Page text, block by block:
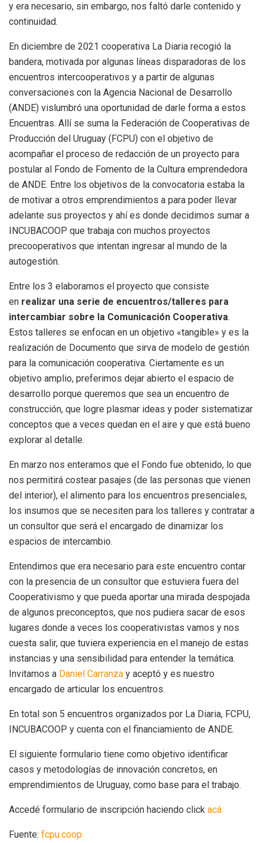
y era necesario, sin embargo, nos faltó darle contenido y
continuidad.
En diciembre de 2021 cooperativa La Diaria recogió la
bandera, motivada por algunas líneas disparadoras de los
encuentros intercooperativos y a partir de algunas
conversaciones con la Agencia Nacional de Desarrollo
(ANDE) vislumbró una oportunidad de darle forma a estos
Encuentras. Allí se suma la Federación de Cooperativas de
Producción del Uruguay (FCPU) con el objetivo de
acompañar el proceso de redacción de un proyecto para
postular al Fondo de Fomento de la Cultura emprendedora
de ANDE. Entre los objetivos de la convocatoria estaba la
de motivar a otros emprendimientos a para poder llevar
adelante sus proyectos y ahí es donde decidimos sumar a
INCUBACOOP que trabaja con muchos proyectos
precooperativos que intentan ingresar al mundo de la
autogestión.
Entre los 3 elaboramos el proyecto que consiste
en realizar una serie de encuentros/talleres para
intercambiar sobre la Comunicación Cooperativa.
Estos talleres se enfocan en un objetivo «tangible» y es la
realización de Documento que sirva de modelo de gestión
para la comunicación cooperativa. Ciertamente es un
objetivo amplio, preferimos dejar abierto el espacio de
desarrollo porque queremos que sea un encuentro de
construcción, que logre plasmar ideas y poder sistematizar
conceptos que a veces quedan en el aire y que está bueno
explorar al detalle.
En marzo nos enteramos que el Fondo fue obtenido, lo que
nos permitirá costear pasajes (de las personas que vienen
del interior), el alimento para los encuentros presenciales,
los insumos que se necesiten para los talleres y contratar a
un consultor que será el encargado de dinamizar los
espacios de intercambio.
Entendimos que era necesario para este encuentro contar
con la presencia de un consultor que estuviera fuera del
Cooperativismo y que pueda aportar una mirada despojada
de algunos preconceptos, que nos pudiera sacar de esos
lugares donde a veces los cooperativistas vamos y nos
cuesta salir, que tuviera experiencia en el manejo de estas
instancias y una sensibilidad para entender la temática.
Invitamos a Daniel Carranza y aceptó y es nuestro
encargado de articular los encuentros.
En total son 5 encuentros organizados por La Diaria, FCPU,
INCUBACOOP y cuenta con el financiamiento de ANDE.
El siguiente formulario tiene como objetivo identificar
casos y metodologías de innovación concretos, en
emprendimientos de Uruguay, como base para el trabajo.
Accedé formulario de inscripción haciendo click acá
Fuente: fcpu.coop